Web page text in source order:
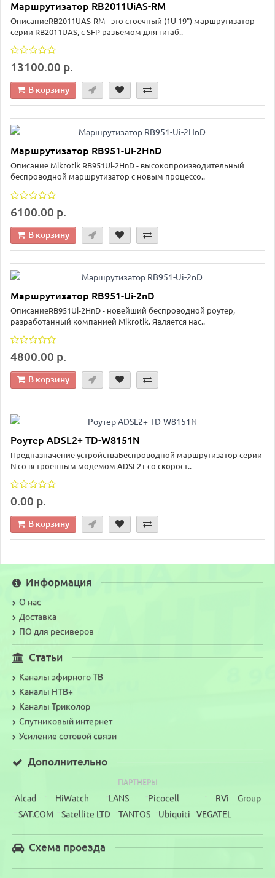
Маршрутизатор RB2011UiAS-RM
ОписаниеRB2011UAS-RM - это стоечный (1U 19") маршрутизатор
серии RB2011UAS, с SFP разъемом для гигаб..
13100.00 р.
В корзину
Маршрутизатор RB951-Ui-2HnD
Описание Mikrotik RB951Ui-2HnD - высокопроизводительный
беспроводной маршрутизатор с новым процессо..
6100.00 р.
В корзину
Маршрутизатор RB951-Ui-2nD
ОписаниеRB951Ui-2HnD - новейший беспроводной роутер,
разработанный компанией Mikrotik. Является нас..
4800.00 р.
В корзину
Роутер ADSL2+ TD-W8151N
Предназначение устройстваБеспроводной маршрутизатор серии
N со встроенным модемом ADSL2+ со скорост..
0.00 р.
В корзину
Информация
О нас
Доставка
ПО для ресиверов
Статьи
Каналы эфирного ТВ
Каналы НТВ+
Каналы Триколор
Спутниковый интернет
Усиление сотовой связи
Дополнительно
ПАРТНЕРЫ
¨Alcad ¨ HiWatch ¨LANS ¨Picocell ¨ RVi Group
¨ SAT.COM ¨ Satellite LTD ¨TANTOS ¨Ubiquiti ¨VEGATEL
Схема проезда